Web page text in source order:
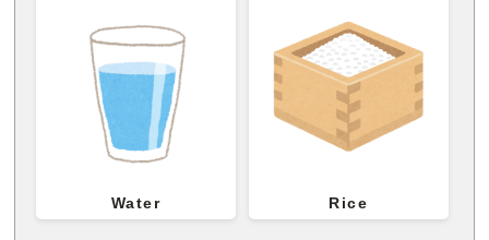
Water Rice